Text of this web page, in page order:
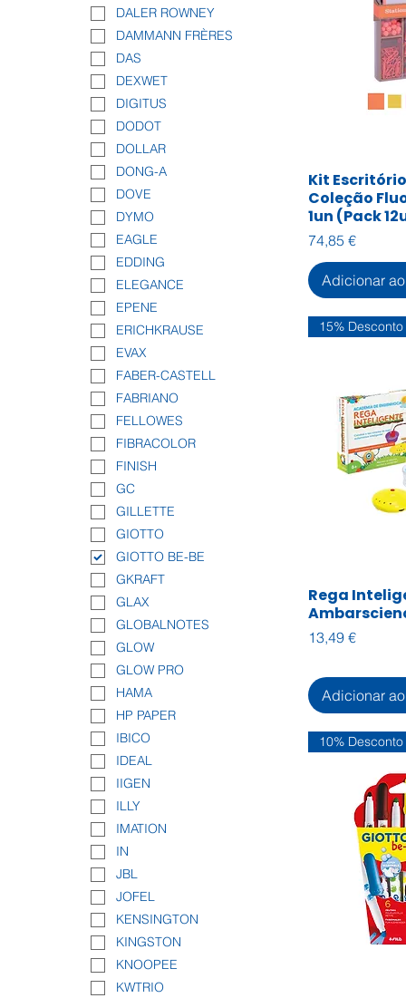
DALER ROWNEY
DAMMANN FRÈRES
DAS
DEXWET
DIGITUS
DODOT
DOLLAR
DONG-A
DOVE
DYMO
EAGLE
EDDING
ELEGANCE
EPENE
ERICHKRAUSE
EVAX
FABER-CASTELL
FABRIANO
FELLOWES
FIBRACOLOR
FINISH
GC
GILLETTE
GIOTTO
GIOTTO BE-BE
GKRAFT
GLAX
GLOBALNOTES
GLOW
GLOW PRO
HAMA
HP PAPER
IBICO
IDEAL
IIGEN
ILLY
IMATION
IN
JBL
JOFEL
KENSINGTON
KINGSTON
KNOOPEE
KWTRIO
Kit
Coleção
1un (Pack
Preço
74,85 €
Adicionar
15% Desconto
Rega
Preço
13,49 €
Adicionar
10% Desconto